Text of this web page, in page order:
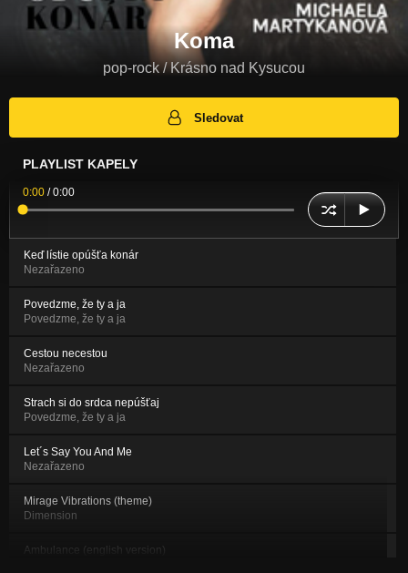
Koma
pop-rock / Krásno nad Kysucou
Sledovat
PLAYLIST KAPELY
0:00 /0:00
Keď lístie opúšťa konár
Nezařazeno
Povedzme, že ty a ja
Povedzme, že ty a ja
Cestou necestou
Nezařazeno
Strach si do srdca nepúšťaj
Povedzme, že ty a ja
Let´s Say You And Me
Nezařazeno
Mirage Vibrations (theme)
Dimension
Ambulance (english version)